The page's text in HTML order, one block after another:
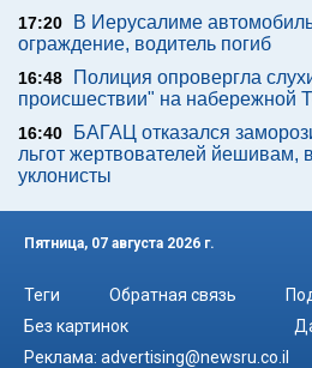
17:20
В Иерусалиме
ограждение, водитель погиб
16:48
Полиция опровергла
происшествии" на набережной
16:40
БАГАЦ отказался
льгот жертвователей йешивам,
уклонисты
Пятница, 07 августа 2026 г.
Теги Обратная связь
Без картинок
Реклама: advertising@newsru.co.il